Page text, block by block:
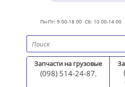
Пн-Пт: 9 00-18 00 Сб: 10 00-14 00
Запчасти на грузовые
(098) 514-24-87,